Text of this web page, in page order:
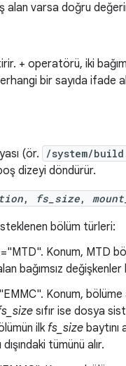
alan varsa doğru
+ operatörü, iki
bir sayıda ifade
(ör. /system/
dizeyi döndürür.
, fs_size,
bölüm türleri:
Konum, MTD
bağımsız değişkenler
Konum, bölüme
sıfır ise dosya
ilk fs_size baytını
tümünü alır.